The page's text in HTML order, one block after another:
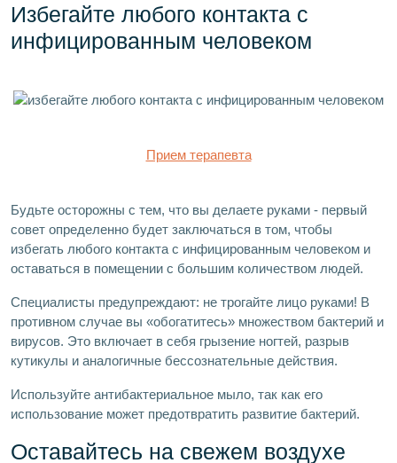
Избегайте любого контакта с
инфицированным человеком
Прием терапевта
Будьте осторожны с тем, что вы делаете руками - первый
совет определенно будет заключаться в том, чтобы
избегать любого контакта с инфицированным человеком и
оставаться в помещении с большим количеством людей.
Специалисты предупреждают: не трогайте лицо руками! В
противном случае вы «обогатитесь» множеством бактерий и
вирусов. Это включает в себя грызение ногтей, разрыв
кутикулы и аналогичные бессознательные действия.
Используйте антибактериальное мыло, так как его
использование может предотвратить развитие бактерий.
Оставайтесь на свежем воздухе